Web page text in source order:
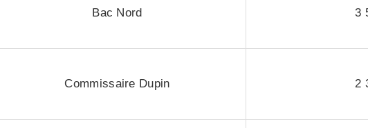
Bac Nord 3
Commissaire Dupin 2